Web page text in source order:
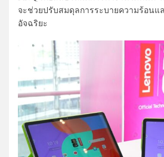
จะช่วยปรับสมดุลการระบายความร้อนแ
อัจฉริยะ